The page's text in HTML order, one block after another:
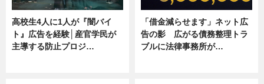
高校生4人に1人が『闇バイ
ト』広告を経験│産官学民が
主導する防止プロジ…
「借金減らせます」ネット広
告の影 広がる債務整理トラ
ブルに法律事務所が…